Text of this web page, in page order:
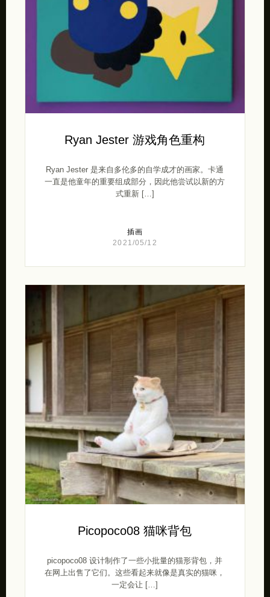
Ryan Jester 游戏角色重构
Ryan Jester 是来自多伦多的自学成才的画家。卡通
一直是他童年的重要组成部分，因此他尝试以新的方
式重新 […]
插画
2021/05/12
Picopoco08 猫咪背包
picopoco08 设计制作了一些小批量的猫形背包，并
在网上出售了它们。这些看起来就像是真实的猫咪，
一定会让 […]